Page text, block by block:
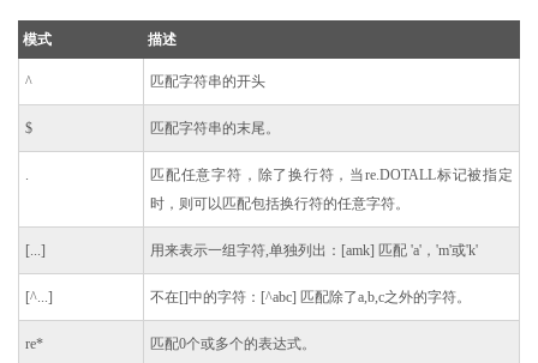
模式 描述
^ 匹配字符串的开头
$ 匹配字符串的末尾。
.
匹配任意字符，除了换行符，当re.DOTALL标记被指定
时，则可以匹配包括换行符的任意字符。
[...] 用来表示一组字符,单独列出：[amk] 匹配 'a'，'m'或'k'
[^...] 不在[]中的字符：[^abc] 匹配除了a,b,c之外的字符。
re* 匹配0个或多个的表达式。